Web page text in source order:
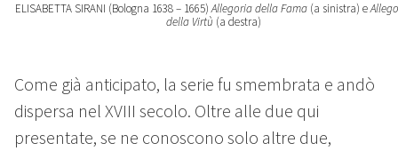
ELISABETTA SIRANI (Bologna 1638 – 1665)Allegoria della Fama (a sinistra) e
della Virtù (a destra)
Come già anticipato, la serie fu smembrata e andò
dispersa nel XVIII secolo. Oltre alle due qui
presentate, se ne conoscono solo altre due,